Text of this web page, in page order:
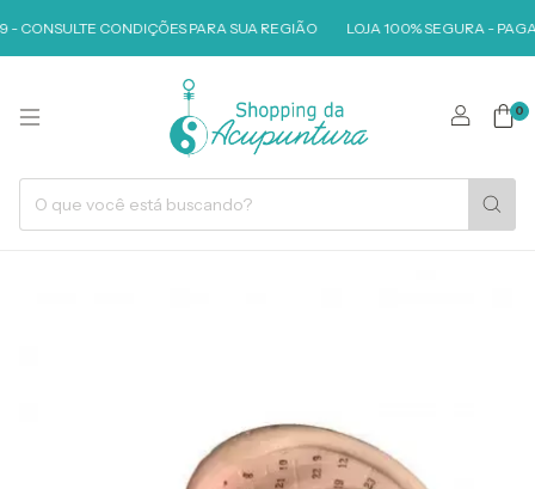
CONSULTE CONDIÇÕES PARA SUA REGIÃO LOJA 100% SEGURA -
0